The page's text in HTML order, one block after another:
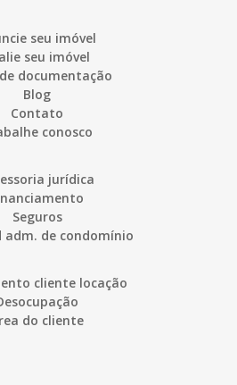
seu imóvel
seu imóvel
documentação
Blog
Contato
conosco
jurídica
Seguros
adm. de condomínio
cliente locação
do cliente